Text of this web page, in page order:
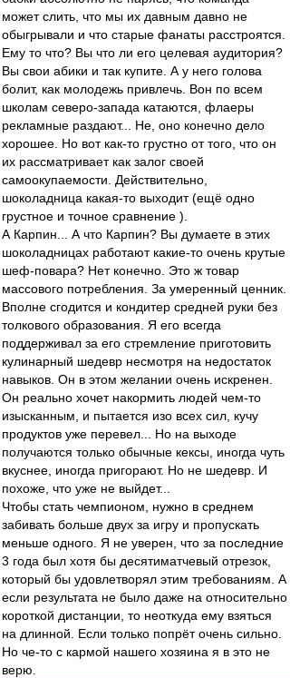
может слить, что мы их давным давно не
обыгрывали и что старые фанаты расстроятся.
Ему то что? Вы что ли его целевая аудитория?
Вы свои абики и так купите. А у него голова
болит, как молодежь привлечь. Вон по всем
школам северо-запада катаются, флаеры
рекламные раздают... Не, оно конечно дело
хорошее. Но вот как-то грустно от того, что он
их рассматривает как залог своей
самоокупаемости. Действительно,
шоколадница какая-то выходит (ещё одно
грустное и точное сравнение ).
А Карпин... А что Карпин? Вы думаете в этих
шоколадницах работают какие-то очень крутые
шеф-повара? Нет конечно. Это ж товар
массового потребления. За умеренный ценник.
Вполне сгодится и кондитер средней руки без
толкового образования. Я его всегда
поддерживал за его стремление приготовить
кулинарный шедевр несмотря на недостаток
навыков. Он в этом желании очень искренен.
Он реально хочет накормить людей чем-то
изысканным, и пытается изо всех сил, кучу
продуктов уже перевел... Но на выходе
получаются только обычные кексы, иногда чуть
вкуснее, иногда пригорают. Но не шедевр. И
похоже, что уже не выйдет...
Чтобы стать чемпионом, нужно в среднем
забивать больше двух за игру и пропускать
меньше одного. Я не уверен, что за последние
3 года был хотя бы десятиматчевый отрезок,
который бы удовлетворял этим требованиям. А
если результата не было даже на относительно
короткой дистанции, то неоткуда ему взяться
на длинной. Если только попрёт очень сильно.
Но че-то с кармой нашего хозяина я в это не
верю.